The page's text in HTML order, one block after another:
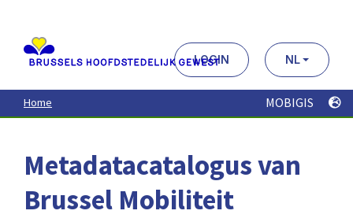
contenu
principal
LOGIN NL
Home MOBIGIS
Metadatacatalogus van
Brussel Mobiliteit